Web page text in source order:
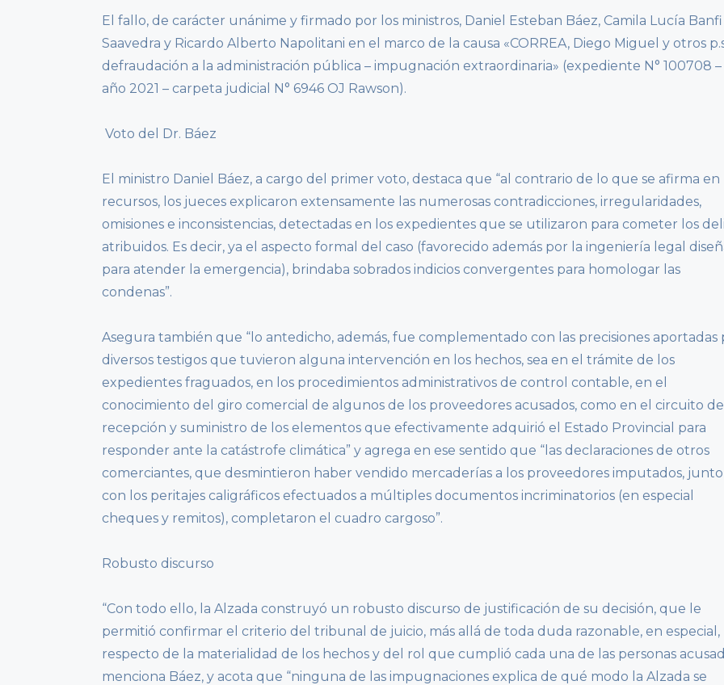
El fallo, de carácter unánime y firmado por los ministros, Daniel Esteban Báez, Camila Lucía Banfi
Saavedra y Ricardo Alberto Napolitani en el marco de la causa «CORREA, Diego Miguel y otros
defraudación a la administración pública – impugnación extraordinaria» (expediente N° 100708 –
año 2021 – carpeta judicial N° 6946 OJ Rawson).
Voto del Dr. Báez
El ministro Daniel Báez, a cargo del primer voto, destaca que “al contrario de lo que se afirma en
recursos, los jueces explicaron extensamente las numerosas contradicciones, irregularidades,
omisiones e inconsistencias, detectadas en los expedientes que se utilizaron para cometer los
atribuidos. Es decir, ya el aspecto formal del caso (favorecido además por la ingeniería legal
para atender la emergencia), brindaba sobrados indicios convergentes para homologar las
condenas”.
Asegura también que “lo antedicho, además, fue complementado con las precisiones aportadas
diversos testigos que tuvieron alguna intervención en los hechos, sea en el trámite de los
expedientes fraguados, en los procedimientos administrativos de control contable, en el
conocimiento del giro comercial de algunos de los proveedores acusados, como en el circuito de
recepción y suministro de los elementos que efectivamente adquirió el Estado Provincial para
responder ante la catástrofe climática” y agrega en ese sentido que “las declaraciones de otros
comerciantes, que desmintieron haber vendido mercaderías a los proveedores imputados, junto
con los peritajes caligráficos efectuados a múltiples documentos incriminatorios (en especial
cheques y remitos), completaron el cuadro cargoso”.
Robusto discurso
“Con todo ello, la Alzada construyó un robusto discurso de justificación de su decisión, que le
permitió confirmar el criterio del tribunal de juicio, más allá de toda duda razonable, en especial,
respecto de la materialidad de los hechos y del rol que cumplió cada una de las personas
menciona Báez, y acota que “ninguna de las impugnaciones explica de qué modo la Alzada se